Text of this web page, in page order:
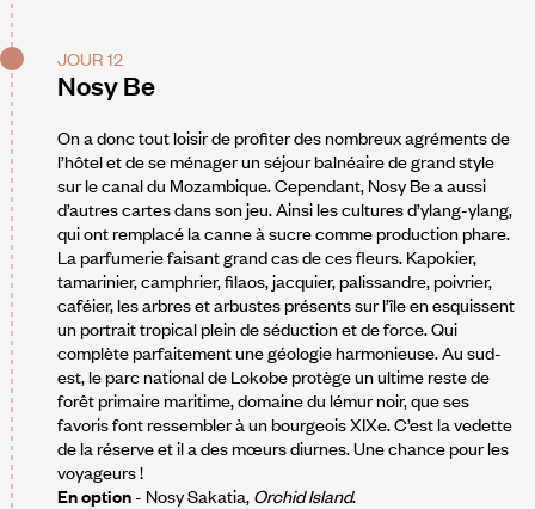
JOUR 12
Nosy Be
On a donc tout loisir de profiter des nombreux agréments de
l’hôtel et de se ménager un séjour balnéaire de grand style
sur le canal du Mozambique. Cependant, Nosy Be a aussi
d’autres cartes dans son jeu. Ainsi les cultures d’ylang-ylang,
qui ont remplacé la canne à sucre comme production phare.
La parfumerie faisant grand cas de ces fleurs. Kapokier,
tamarinier, camphrier, filaos, jacquier, palissandre, poivrier,
caféier, les arbres et arbustes présents sur l’île en esquissent
un portrait tropical plein de séduction et de force. Qui
complète parfaitement une géologie harmonieuse. Au sud-
est, le parc national de Lokobe protège un ultime reste de
forêt primaire maritime, domaine du lémur noir, que ses
favoris font ressembler à un bourgeois XIXe. C’est la vedette
de la réserve et il a des mœurs diurnes. Une chance pour les
voyageurs !
En option- Nosy Sakatia, Orchid Island.